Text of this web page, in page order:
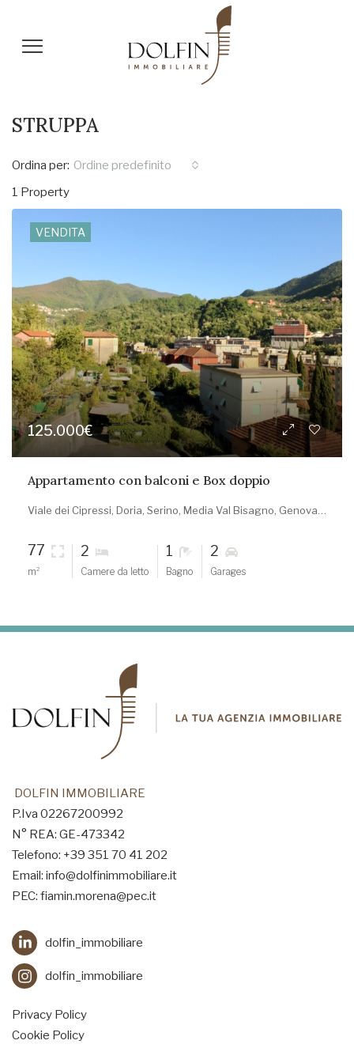
STRUPPA
1 Property
Ordina per: Ordine predefinito
VENDITA
125.000€
Appartamento con balconi e Box doppio
77
m²
2
Camere da letto
1
Bagno
2
Garages
DOLFIN IMMOBILIARE
P.Iva 02267200992
N° REA: GE-473342
Telefono: +39 351 70 41 202
Email: info@dolfinimmobiliare.it
PEC: fiamin.morena@pec.it
dolfin_immobiliare
dolfin_immobiliare
Privacy Policy
Cookie Policy